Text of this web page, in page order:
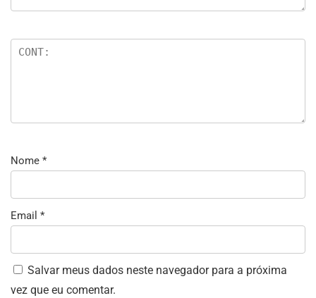
Nome *
Email *
Salvar meus dados neste navegador para a próxima
vez que eu comentar.